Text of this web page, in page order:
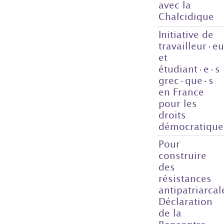
avec la
Chalcidique
Initiative de
et
étudiant·e·s
grec·que·s
en France
pour les
droits
Pour
construire
des
résistances
Déclaration
de la